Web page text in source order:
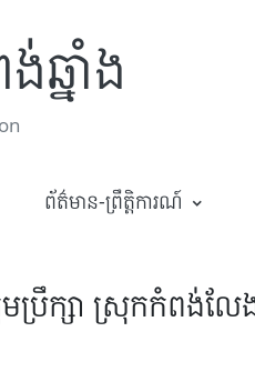
ឆ្នាំង
ព័ត៌មាន-ព្រឹត្តិការណ៍
មប្រឹក្សា ស្រុកកំពង់